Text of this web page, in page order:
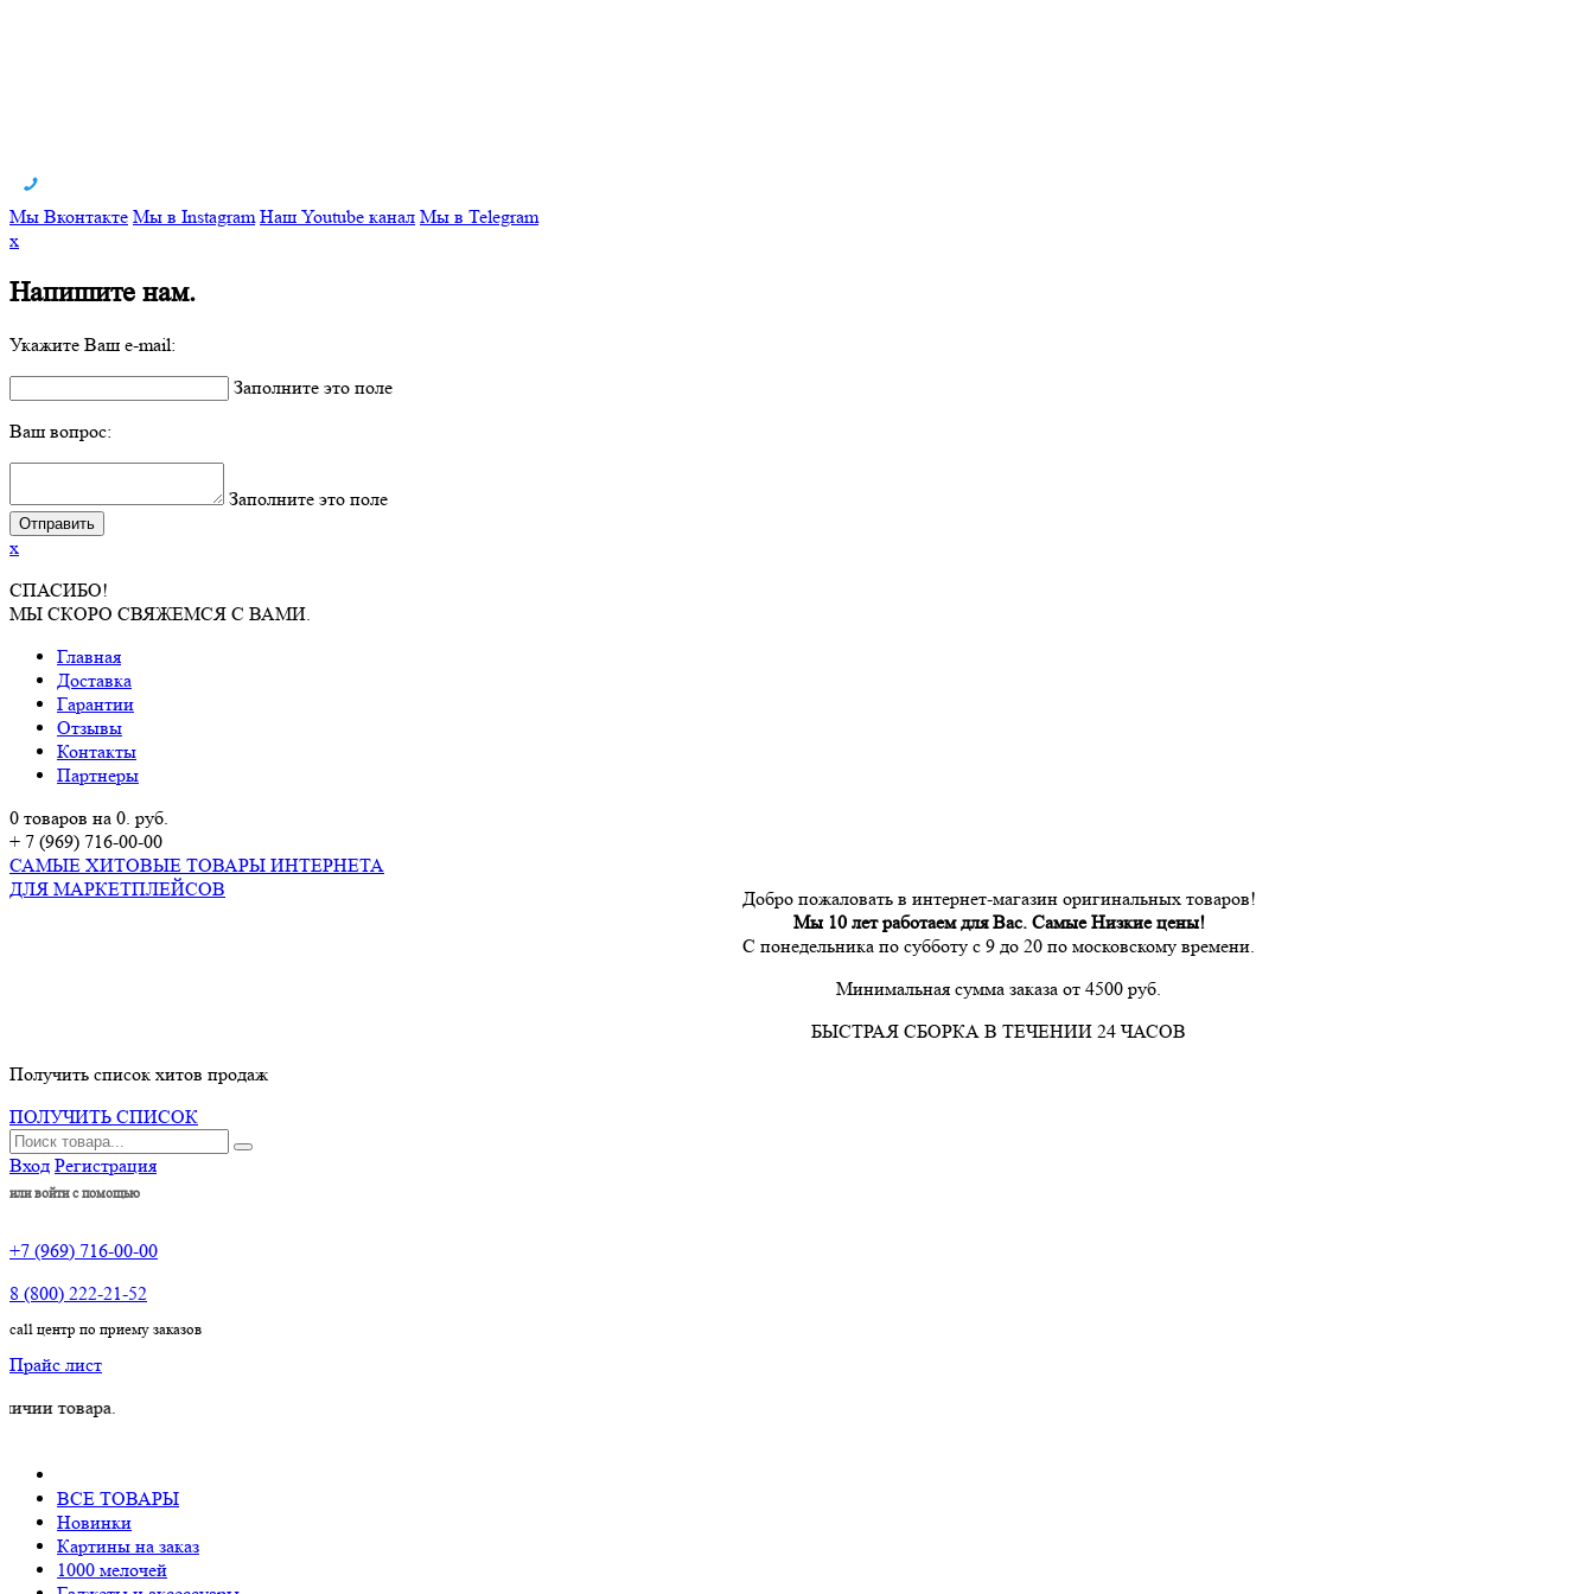
Мы Вконтакте Мы в Instagram Наш Youtube канал Мы в Telegram
x
Напишите нам.
Укажите Ваш e-mail:
Заполните это поле
Ваш вопрос:
Заполните это поле
x
СПАСИБО!
МЫ СКОРО СВЯЖЕМСЯ С ВАМИ.
Главная
Доставка
Гарантии
Отзывы
Контакты
Партнеры
0 товаров на 0. руб.
+ 7 (969) 716-00-00
САМЫЕ ХИТОВЫЕ ТОВАРЫ ИНТЕРНЕТА
ДЛЯ МАРКЕТПЛЕЙСОВ
Добро пожаловать в интернет-магазин оригинальных товаров!
Мы 10 лет работаем для Вас. Самые Низкие цены!
С понедельника по субботу с 9 до 20 по московскому времени.
Минимальная сумма заказа от 4500 руб.
БЫСТРАЯ СБОРКА В ТЕЧЕНИИ 24 ЧАСОВ
Получить список хитов продаж
ПОЛУЧИТЬ СПИСОК
Вход Регистрация
или войти с помощью
+7 (969) 716-00-00
8 (800) 222-21-52
call центр по приему заказов
Прайс лист
ВСЕ ТОВАРЫ
Новинки
Картины на заказ
1000 мелочей